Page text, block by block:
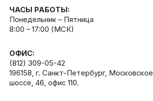
ЧАСЫ РАБОТЫ:
Понедельник – Пятница
8:00 – 17:00 (МСК)
ОФИС:
(812) 309-05-42
196158, г. Санкт-Петербург, Московское
шоссе, 46, офис 110.